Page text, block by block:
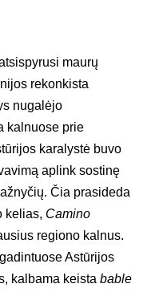
maurų
rekonkista
nugalėjo
kalnuose prie
karalystė buvo
aplink sostinę
Čia prasideda
kelias, Camino
regiono kalnus.
Astūrijos
kalbama keista bable